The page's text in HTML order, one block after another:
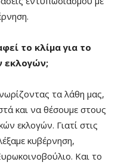
το κλίμα για το
εκλογών;
τα λάθη μας,
και να θέσουμε στους
εκλογών. Γιατί στις
κυβέρνηση,
Και το